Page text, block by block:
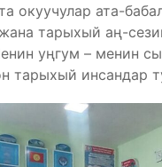
окуучулар ата-
тарыхый аң-
уңгум – менин
тарыхый инсандар